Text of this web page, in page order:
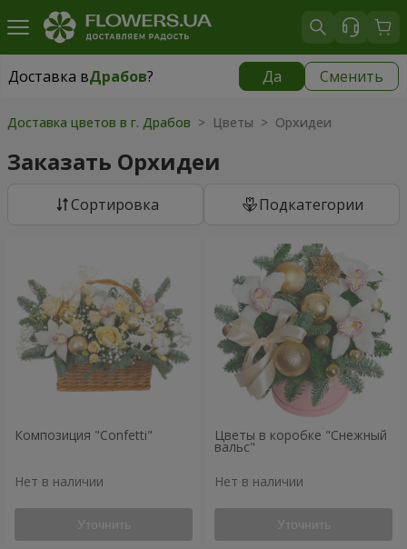
Доставка вДрабов? Да Сменить
Доставка вДрабов|
Доставка цветов в г. Драбов > Цветы > Орхидеи
Заказать Орхидеи
Cортировка Подкатегории
Композиция "Confetti"
Нет в наличии
Уточнить
Цветы в коробке "Снежный
вальс"
Нет в наличии
Уточнить